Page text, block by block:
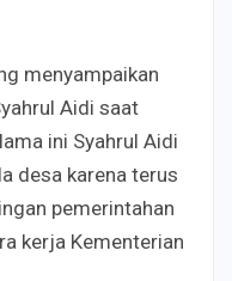
menyampaikan
Aidi saat
ini Syahrul Aidi
desa karena terus
pemerintahan
kerja Kementerian